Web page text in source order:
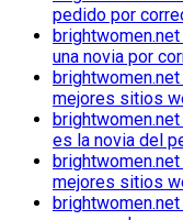
pedido por
una novia por
mejores sitios
es la novia del
mejores sitios